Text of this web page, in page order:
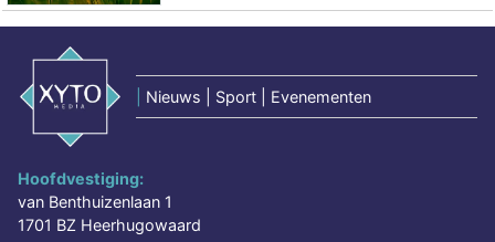
Nieuws | Sport | Evenementen
Hoofdvestiging:
van Benthuizenlaan 1
1701 BZ Heerhugowaard